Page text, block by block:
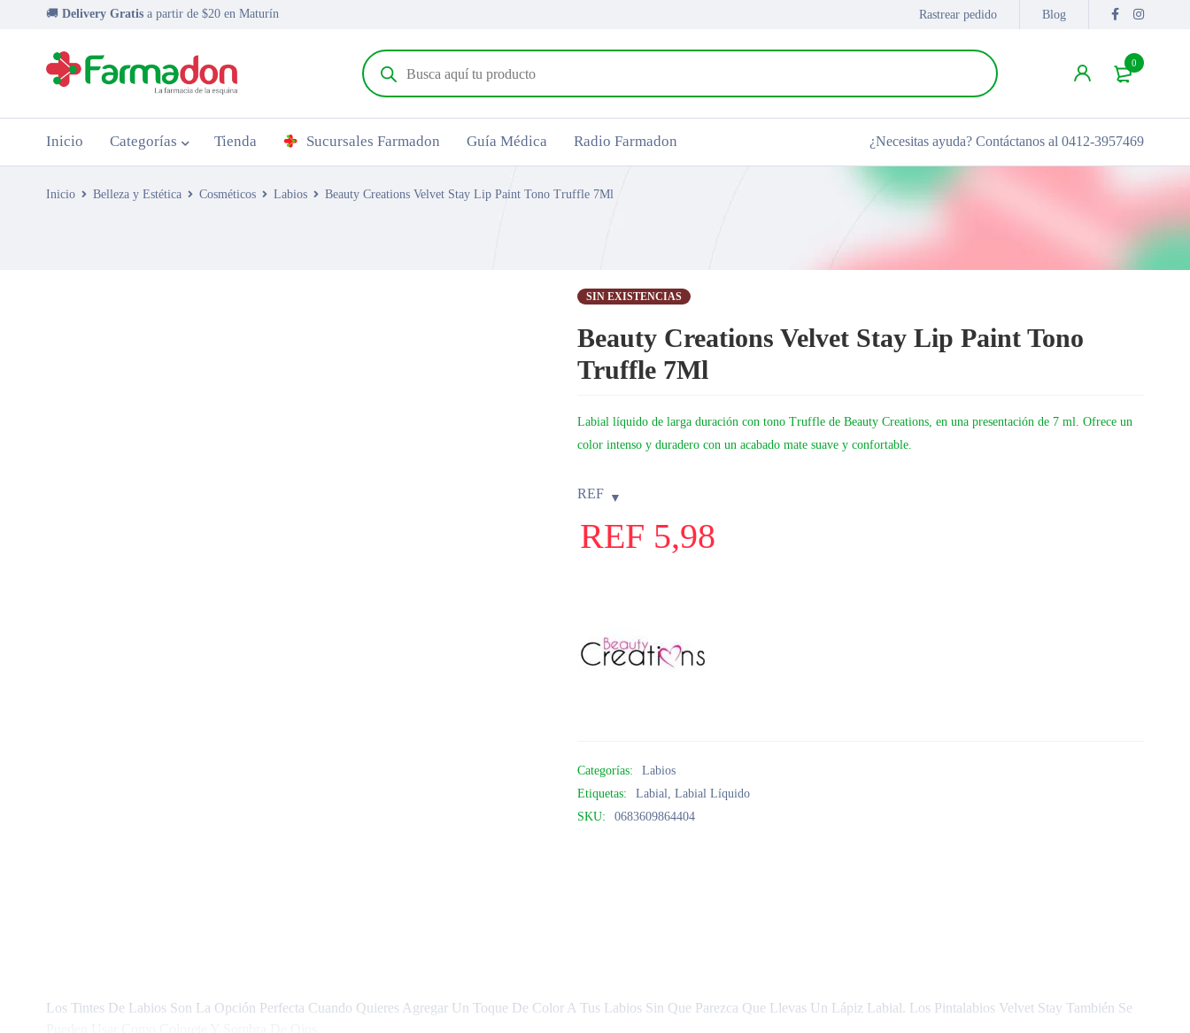
🚚 Delivery Gratis a partir de $20 en Maturín Rastrear pedido Blog
0
Inicio Categorías Tienda Sucursales Farmadon Guía Médica Radio Farmadon ¿Necesitas ayuda? Contáctanos al 0412-3957469
Inicio Belleza y Estética Cosméticos Labios Beauty Creations Velvet Stay Lip Paint Tono Truffle 7Ml
SIN EXISTENCIAS
Beauty Creations Velvet Stay Lip Paint Tono
Truffle 7Ml
Labial líquido de larga duración con tono Truffle de Beauty Creations, en una presentación de 7 ml. Ofrece un
color intenso y duradero con un acabado mate suave y confortable.
REF
REF 5,98
Categorías:
Labios
Etiquetas:
Labial,Labial Líquido
SKU:
0683609864404
Los Tintes De Labios Son La Opción Perfecta Cuando Quieres Agregar Un Toque De Color A Tus Labios Sin Que Parezca Que Llevas Un Lápiz Labial. Los Pintalabios Velvet Stay También Se